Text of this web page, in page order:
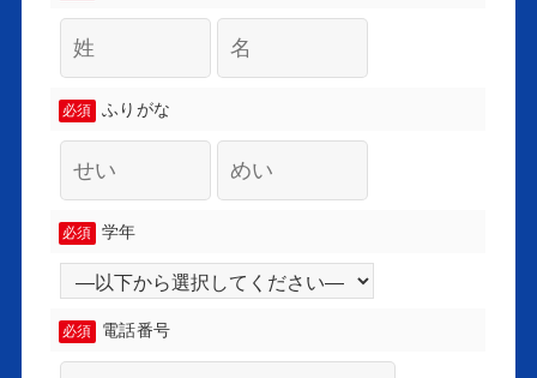
必須 ふりがな
必須 学年
必須 電話番号